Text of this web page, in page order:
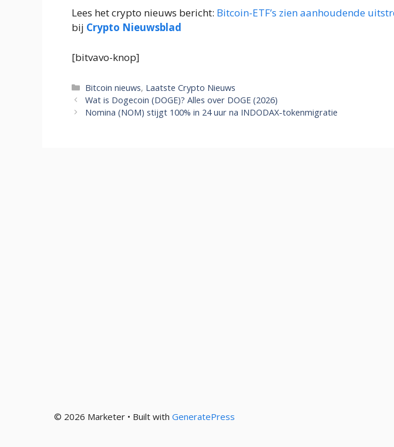
Lees het crypto nieuws bericht: Bitcoin-ETF’s zien aanhoudende
bij Crypto Nieuwsblad
[bitvavo-knop]
Categorieën
Bitcoin nieuws, Laatste Crypto Nieuws
Wat is Dogecoin (DOGE)? Alles over DOGE (2026)
Nomina (NOM) stijgt 100% in 24 uur na INDODAX-tokenmigratie
© 2026 Marketer • Built with GeneratePress